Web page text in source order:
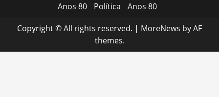
Anos 80
Política Anos 80
Copyright © All rights reserved. | MoreNews by AF
themes.